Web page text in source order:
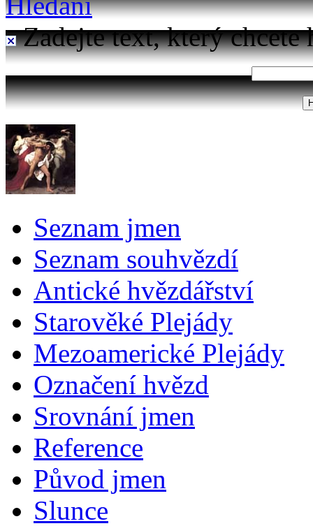
Zadejte text, který chcete
Seznam jmen
Seznam souhvězdí
Antické hvězdářství
Starověké Plejády
Mezoamerické Plejády
Označení hvězd
Srovnání jmen
Reference
Původ jmen
Slunce